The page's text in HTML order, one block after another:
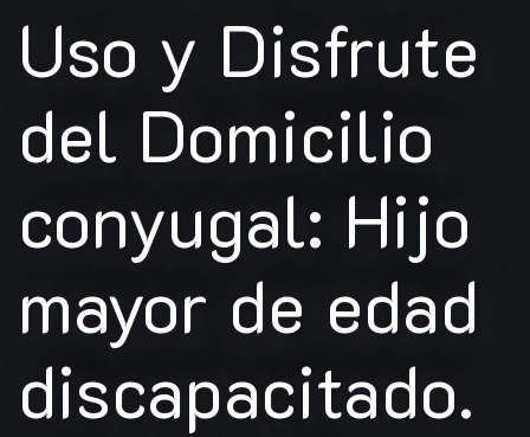
Uso y Disfrute
del Domicilio
conyugal: Hijo
mayor de edad
discapacitado.